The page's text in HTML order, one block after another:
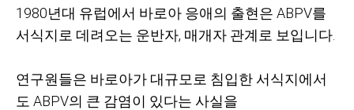
1980년대 유럽에서 바로아 응애의 출현은 ABPV를
서식지로 데려오는 운반자, 매개자 관계로 보입니다
연구원들은 바로아가 대규모로 침입한 서식지에서
도 ABPV의 큰 감염이 있다는 사실을